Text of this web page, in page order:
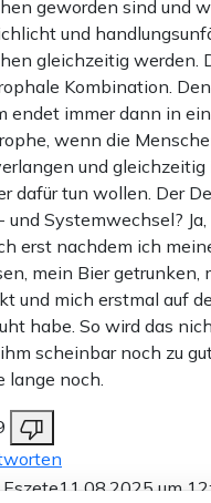
geworden sind und
und
gleichzeitig werden.
Kombination.
endet immer dann in
wenn die
und gleichzeitig
dafür tun wollen. Der
und Systemwechsel?
erst nachdem ich
mein Bier getrunken,
und mich erstmal auf
habe. So wird das
scheinbar noch zu
lange noch.
11.08.2025 um